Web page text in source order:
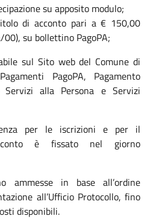
su apposito modulo;
di acconto pari a € 150,00
su bollettino PagoPA;
sul Sito web del Comune di
PagoPA, Pagamento
Servizi alla Persona e Servizi
per le iscrizioni e per il
è fissato nel giorno
ammesse in base all’ordine
all’Ufficio Protocollo, fino
disponibili.